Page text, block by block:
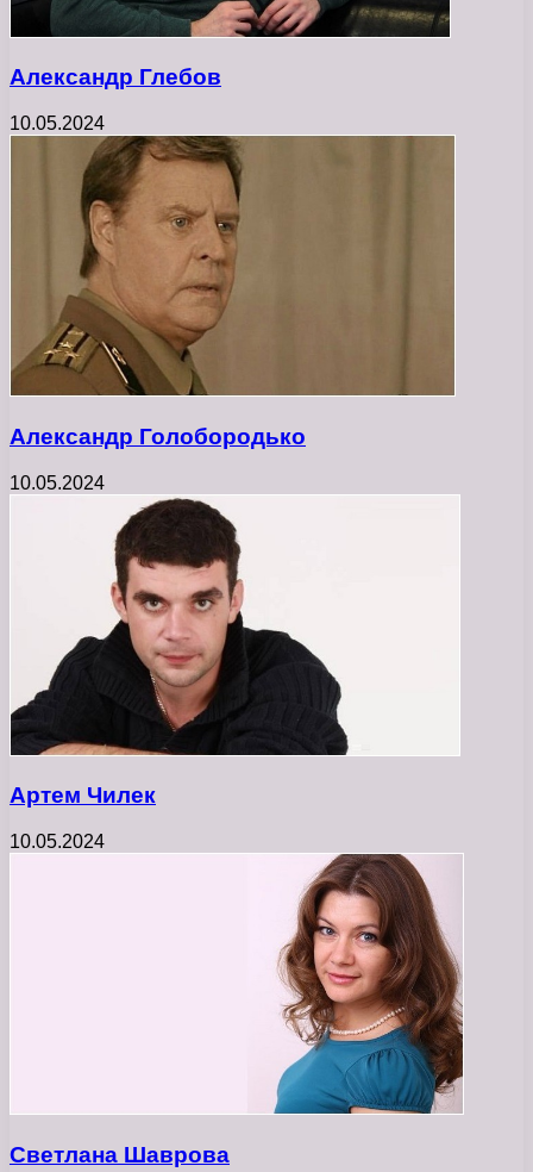
Александр Глебов
10.05.2024
Александр Голобородько
10.05.2024
Артем Чилек
10.05.2024
Светлана Шаврова